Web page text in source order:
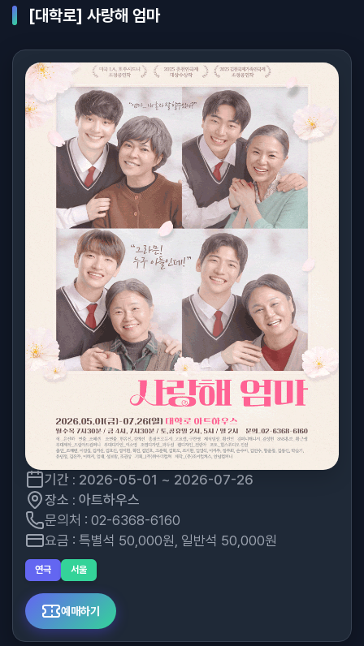
[대학로] 사랑해 엄마
기간 : 2026-05-01 ~ 2026-07-26
장소 : 아트하우스
문의처 : 02-6368-6160
요금 : 특별석 50,000원, 일반석 50,000원
연극 서울
예매하기